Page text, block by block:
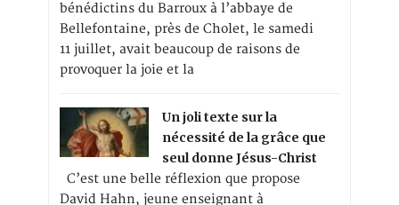
bénédictins du Barroux à l’abbaye de
Bellefontaine, près de Cholet, le samedi
11 juillet, avait beaucoup de raisons de
provoquer la joie et la
Un joli texte sur la
nécessité de la grâce que
seul donne Jésus-Christ
C’est une belle réflexion que propose
David Hahn, jeune enseignant à